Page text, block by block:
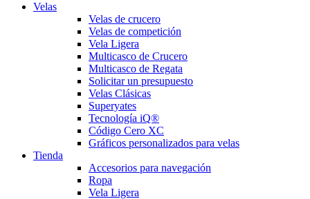
Velas
Velas de crucero
Velas de competición
Vela Ligera
Multicasco de Crucero
Multicasco de Regata
Solicitar un presupuesto
Velas Clásicas
Superyates
Tecnología iQ®
Código Cero XC
Gráficos personalizados para velas
Tienda
Accesorios para navegación
Ropa
Vela Ligera